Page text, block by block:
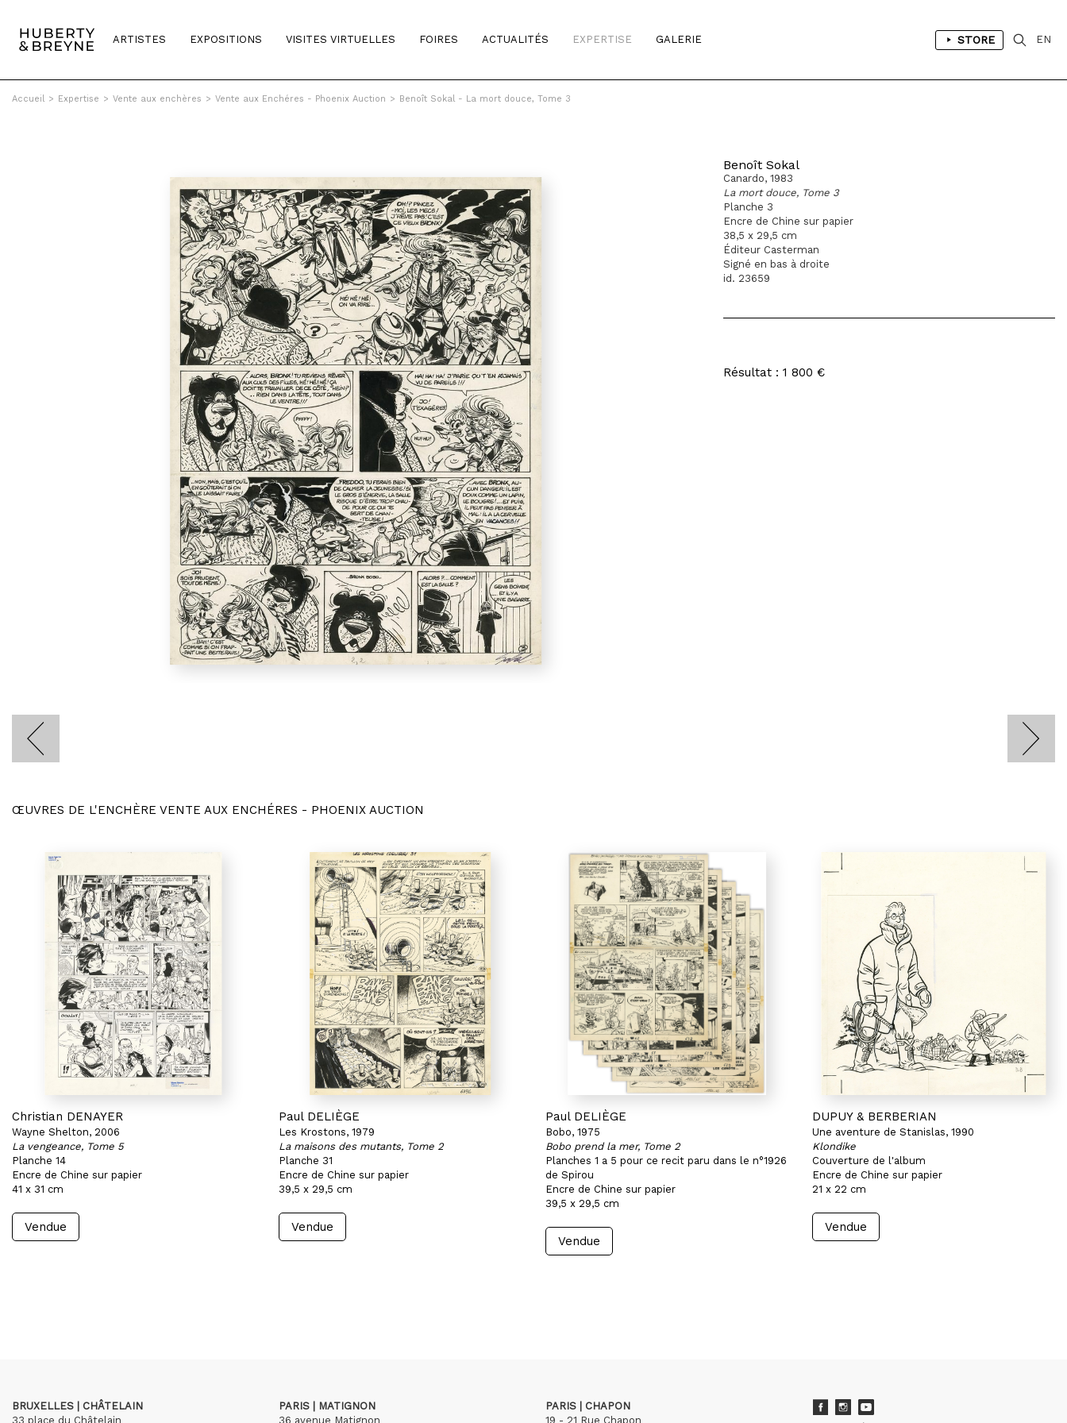
ARTISTES EXPOSITIONS VISITES VIRTUELLES FOIRES ACTUALITÉS EXPERTISE GALERIE STORE EN
Accueil > Expertise > Vente aux enchères > Vente aux Enchéres - Phoenix Auction > Benoît Sokal - La mort douce, Tome 3
Benoît Sokal
Canardo, 1983
La mort douce, Tome 3
Planche 3
Encre de Chine sur papier
38,5 x 29,5 cm
Éditeur Casterman
Signé en bas à droite
id. 23659
Résultat : 1 800 €
ŒUVRES DE L'ENCHÈRE VENTE AUX ENCHÉRES - PHOENIX AUCTION
Christian DENAYER
Wayne Shelton, 2006
La vengeance, Tome 5
Planche 14
Encre de Chine sur papier
41 x 31 cm
Vendue
Paul DELIÈGE
Les Krostons, 1979
La maisons des mutants, Tome 2
Planche 31
Encre de Chine sur papier
39,5 x 29,5 cm
Vendue
Paul DELIÈGE
Bobo, 1975
Bobo prend la mer, Tome 2
Planches 1 a 5 pour ce recit paru dans le n°1926
de Spirou
Encre de Chine sur papier
39,5 x 29,5 cm
Vendue
DUPUY & BERBERIAN
Une aventure de Stanislas, 1990
Klondike
Couverture de l'album
Encre de Chine sur papier
21 x 22 cm
Vendue
BRUXELLES | CHÂTELAIN
33 place du Châtelain
PARIS | MATIGNON
36 avenue Matignon
PARIS | CHAPON
19 - 21 Rue Chapon